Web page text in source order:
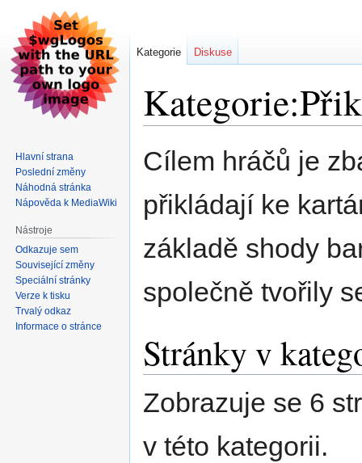
Skočit
na
Skočit
na
Cílem hráčů je
přikládají ke
základě shody
společně tvořily
Stránky v
Zobrazuje se 6
v této kategorii.
Kategorie Diskuse
Hlavní strana
Poslední změny
Náhodná stránka
Nápověda k MediaWiki
Nástroje
Odkazuje sem
Související změny
Speciální stránky
Verze k tisku
Trvalý odkaz
Informace o stránce